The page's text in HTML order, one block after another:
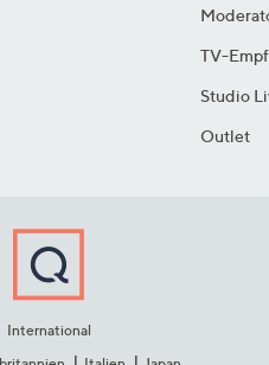
TV-
Studio
Outlet
International